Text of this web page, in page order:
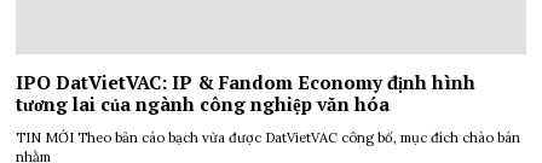
IPO DatVietVAC: IP & Fandom Economy định hình
tương lai của ngành công nghiệp văn hóa
TIN MỚI Theo bản cáo bạch vừa được DatVietVAC công bố, mục đích chào bán
nhằm